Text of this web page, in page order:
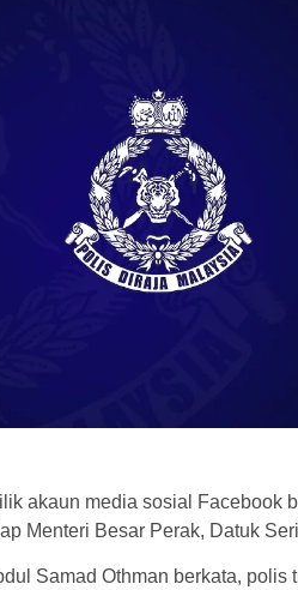
akaun media sosial Facebook
Menteri Besar Perak, Datuk
Samad Othman berkata, polis